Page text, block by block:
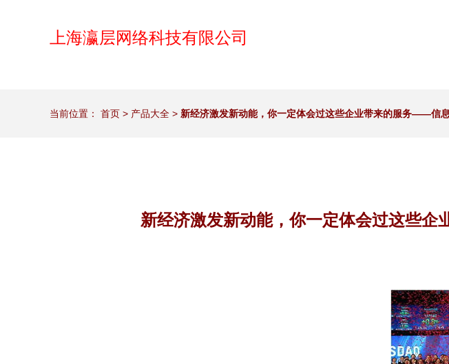
上海瀛层网络科技有限公司
当前位置： 首页 > 产品大全 > 新经济激发新动能，你一定体会过这些企业带来的服务——信
新经济激发新动能，你一定体会过这些